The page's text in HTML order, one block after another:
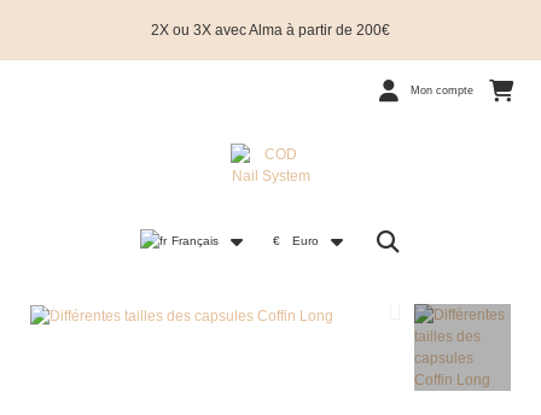
2X ou 3X avec Alma à partir de 200€
Mon compte
Français € Euro